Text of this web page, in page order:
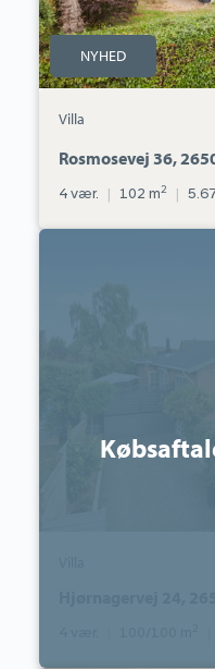
NYHED
Villa
Rosmosevej 36,
4 vær. | 102 m2 |